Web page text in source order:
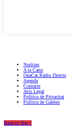
Notícies
A la Carta
OnaCat.Ràdio Directe
Agenda
Contacte
Avís Legal
Política de Privacitat
Política de Galetes
Back to Top ↑